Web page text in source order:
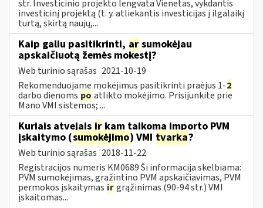
str. Investicinio projekto lengvata Vienetas, vykdantis
investicinį projektą (t. y. atliekantis investicijas į ilgalaikį
turtą, skirtą naujų,...
Kaip galiu pasitikrinti, ar sumokėjau
apskaičiuotą žemės mokestį?
Web turinio sąrašas 2021-10-19
Rekomenduojame mokėjimus pasitikrinti praėjus 1-2
darbo dienoms po atlikto mokėjimo. Prisijunkite prie
Mano VMI sistemos; ...
Kuriais atvejais ir kam taikoma importo PVM
įskaitymo (sumokėjimo) VMI tvarka?
Web turinio sąrašas 2018-11-22
Registracijos numeris KM0689 Ši informacija skelbiama:
PVM sumokėjimas, grąžintino PVM apskaičiavimas, PVM
permokos įskaitymas irgrąžinimas (90-94 str.) VMI
įskaitomas...